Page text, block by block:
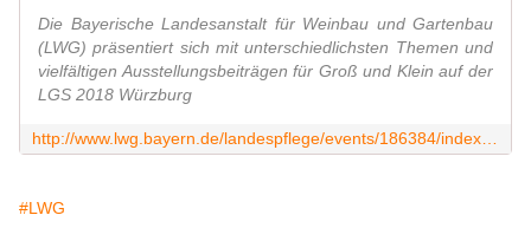
Die Bayerische Landesanstalt für Weinbau und Gartenbau
(LWG) präsentiert sich mit unterschiedlichsten Themen und
vielfältigen Ausstellungsbeiträgen für Groß und Klein auf der
LGS 2018 Würzburg
#LWG